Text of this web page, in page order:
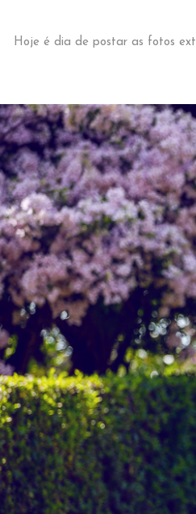
Hoje é dia de postar as fotos